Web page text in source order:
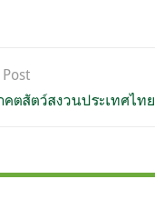
คตสัตว์สงวนประเทศไทย